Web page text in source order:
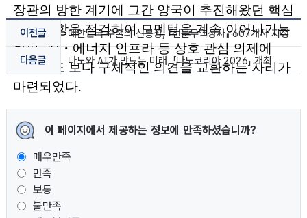
장관의 방한 계기에
그간 양국이 추진해왔던 핵심
협력 사항을 점검하여 모멘텀을 계속 이어나가는
한편
, AI・에너지 인프라 등 상호 관심 의제에
대해서도 보다 구체적인 의견을 교환하는 자리가
마련되었다.
특히 ,금번 면담 시 양국 장관은▲안정적 원유
공급
비상 공급 상황 대응 방안
내용을 포함하는 원유 공급망 관련
ADNOC
체결함으로써 중동전쟁 등과 같은 위기
이전글 대한민국 수출의 선봉장, 『전문무역상사』 607개사 지정
다음글 나노와 AI가 만드는 미래, 「나노코리아 2026」 개최
이 페이지에서 제공하는 정보에 만족하셨습니까?
매우만족
만족
보통
불만족